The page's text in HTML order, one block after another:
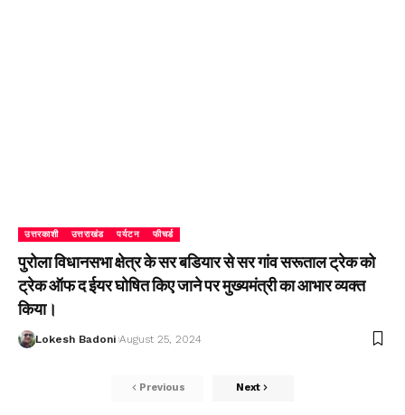
उत्तरकाशी उत्तराखंड पर्यटन फीचर्ड
पुरोला विधानसभा क्षेत्र के सर बडियार से सर गांव सरूताल ट्रेक को
ट्रेक ऑफ द ईयर घोषित किए जाने पर मुख्यमंत्री का आभार व्यक्त
किया।
Lokesh Badoni August 25, 2024
Previous Next